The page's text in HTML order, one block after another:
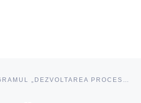
DEMAREAZĂ PROGRAMUL „DEZVOLTAREA PROCESULUI DE ÎNVĂȚARE ÎN BAZA STRATEGIEI PROIECTULUI EDUCAȚIONAL”